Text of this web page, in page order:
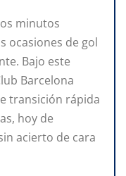
minutos
ocasiones de gol
Bajo este
Barcelona
transición rápida
hoy de
acierto de cara